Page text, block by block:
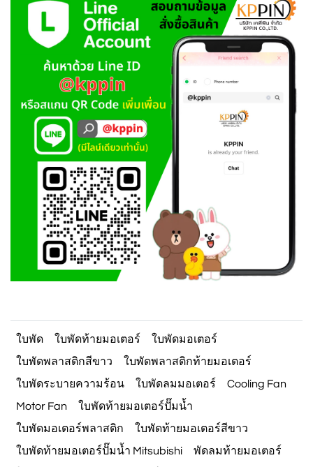
ใบพัด ใบพัดท้ายมอเตอร์
ใบพัดมอเตอร์
ใบพัดพลาสติกสีขาว
ใบพัดพลาสติกท้ายมอเตอร์
ใบพัดระบายความร้อน
ใบพัดลมมอเตอร์
Cooling Fan
Motor Fan
ใบพัดท้ายมอเตอร์ปั๊มน้ำ
ใบพัดมอเตอร์พลาสติก
ใบพัดท้ายมอเตอร์สีขาว
ใบพัดท้ายมอเตอร์ปั๊มน้ำ Mitsubishi
พัดลมท้ายมอเตอร์